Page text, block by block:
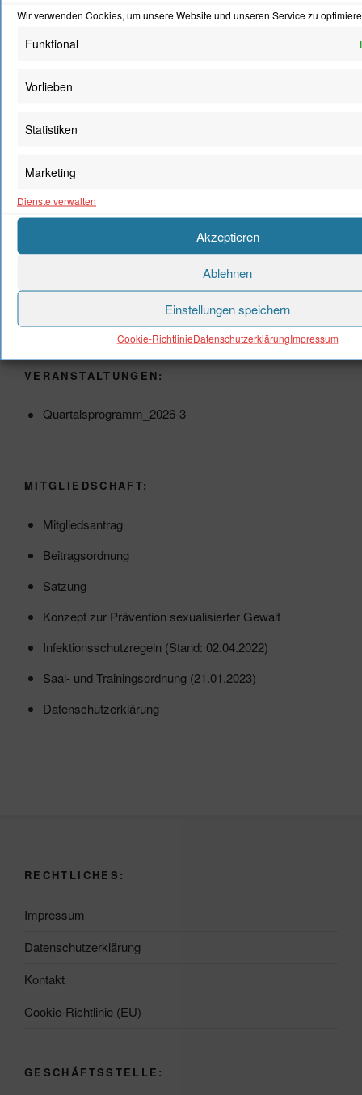
Wir verwenden Cookies, um unsere Website und unseren Service zu
Funktional
Vorlieben
Statistiken
Marketing
Dienste verwalten
Akzeptieren
Ablehnen
Einstellungen speichern
Cookie-RichtlinieDatenschutzerklärungImpressum
VERANSTALTUNGEN:
Quartalsprogramm_2026-3
MITGLIEDSCHAFT:
Mitgliedsantrag
Beitragsordnung
Satzung
Konzept zur Prävention sexualisierter Gewalt
Infektionsschutzregeln (Stand: 02.04.2022)
Saal- und Trainingsordnung (21.01.2023)
Datenschutzerklärung
RECHTLICHES:
Impressum
Datenschutzerklärung
Kontakt
Cookie-Richtlinie (EU)
GESCHÄFTSSTELLE: